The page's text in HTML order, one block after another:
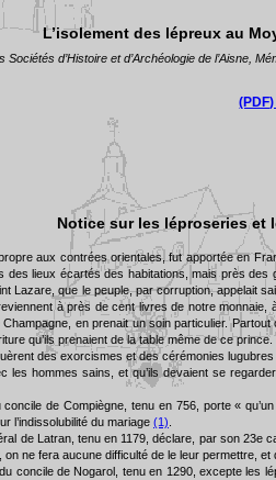
L’isolement des lépreux au
Sociétés d’Histoire et d’Archéologie de l’Aisne,
Notice sur les léproseries et
aux contrées orientales, fut apportée en
des lieux écartés des habitations, mais près
Lazare, que le peuple, par corruption, appelait
à près de cent livres de notre
en prenait un soin particulier.
qu’ils prenaient de la table même de ce prince.
des exorcismes et des cérémonies
les hommes sains,
et qu’ils devaient se
concile de Compiègne, tenu en 756, porte «
l’indissolubilité du mariage (1)
de Latran, tenu en 1179, déclare, par son
ne fera aucune difficulté de le leur permettre,
concile de Nogarol, tenu en 1290, excepte les